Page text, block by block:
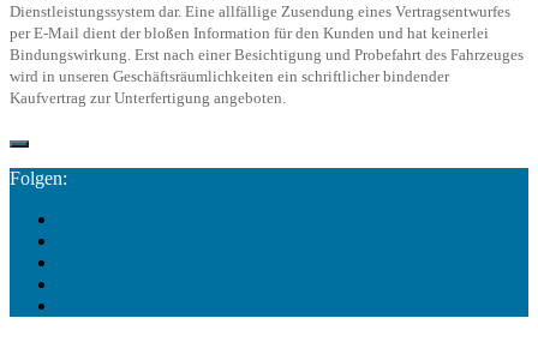
Dienstleistungssystem dar. Eine allfällige Zusendung eines Vertragsentwurfes
per E-Mail dient der bloßen Information für den Kunden und hat keinerlei
Bindungswirkung. Erst nach einer Besichtigung und Probefahrt des Fahrzeuges
wird in unseren Geschäftsräumlichkeiten ein schriftlicher bindender
Kaufvertrag zur Unterfertigung angeboten.
Folgen: